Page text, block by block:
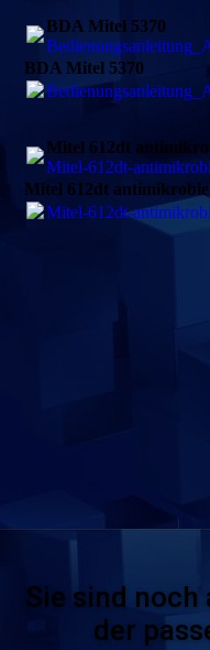
BDA Mitel 5370
BDA Mitel 5370
Mitel 612dt
Mitel-612dt-
Mitel 612dt
Mitel-612dt-
Sie sind noch
der